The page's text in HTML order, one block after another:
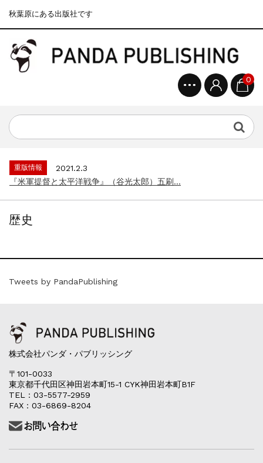
秋葉原にある出版社です
0
『F-2超入門』（関 賢太郎）三刷...
重版情報
2021.3.25
重版情報
2021.2.3
『米軍提督と太平洋戦争』（谷光太郎）五刷...
重版情報
重版情報
2021.3.25
『米軍提督と太平洋戦争』（谷光太郎）五刷...
重版情報
2020.12.18
『「砲兵」から見た世界大戦』（古峰文三）...
『日本陸海軍はなぜロジスティクスを軽視し...
重版情報
2020.12.18
『F-2超入門』（関 賢太郎）三刷...
歴史
Tweets by PandaPublishing
株式会社パンダ・パブリッシング
〒101-0033
東京都千代田区神田岩本町15-1 CYK神田岩本町B1F
TEL：03-5577-2959
FAX：03-6869-8204